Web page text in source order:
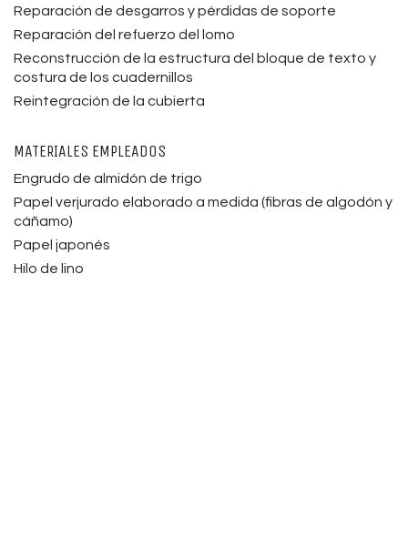
Reparación de desgarros y pérdidas de soporte
Reparación del refuerzo del lomo
Reconstrucción de la estructura del bloque de texto y
costura de los cuadernillos
Reintegración de la cubierta
MATERIALES EMPLEADOS
Engrudo de almidón de trigo
Papel verjurado elaborado a medida (fibras de algodón y
cáñamo)
Papel japonés
Hilo de lino